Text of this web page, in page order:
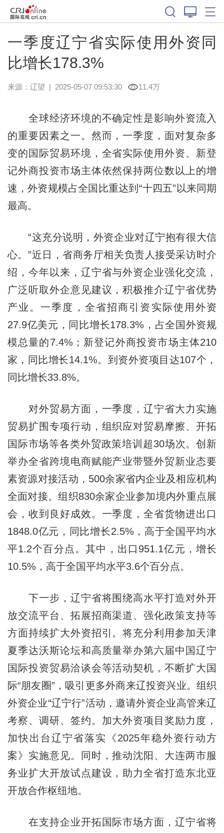
一季度辽宁省实际使用外资同
比增长178.3%
来源： 辽望 | 2025-05-07 09:53:30 11.4万
全球经济环境的不确定性是影响外资流入
的重要因素之一。然而，一季度，面对复杂多
变的国际贸易环境，全省实际使用外资、新登
记外商投资市场主体依然保持两位数以上的增
速，外资规模占全国比重达到“十四五”以来同期
最高。
“这充分说明，外资企业对辽宁抱有很大信
心。”近日，省商务厅相关负责人接受采访时介
绍，今年以来，辽宁省与外资企业强化交流，
广泛听取外企意见建议，积极推介辽宁省优势
产业。一季度，全省招商引资实际使用外资
27.9亿美元，同比增长178.3%，占全国外资规
模总量的7.4%；新登记外商投资市场主体210
家，同比增长14.1%。到资外资项目达107个，
同比增长33.8%。
对外贸易方面，一季度，辽宁省大力实施
贸易扩围专项行动，组织应对贸易摩擦、开拓
国际市场等各类外贸政策培训超30场次。创新
举办全省跨境电商赋能产业带暨外贸新业态要
素资源对接活动，500余家省内企业及相应机构
全面对接。组织830余家企业参加境内外重点展
会，收到良好成效。一季度，全省货物进出口
1848.0亿元，同比增长2.5%，高于全国平均水
平1.2个百分点。其中，出口951.1亿元，增长
10.5%，高于全国平均水平3.6个百分点。
下一步， 辽宁省将围绕高水平打造对外开
放交流平台、拓展招商渠道、强化政策支持等
方面持续扩大外资招引。将充分利用参加天津
夏季达沃斯论坛和高质量举办第六届中国辽宁
国际投资贸易洽谈会等活动契机，不断扩大国
际“朋友圈”，吸引更多外商来辽投资兴业。组织
外资企业“辽宁行”活动，邀请外资企业高管来辽
考察、调研、签约。加大外资项目奖励力度，
加快出台辽宁省落实《2025年稳外资行动方
案》实施意见。同时，推动沈阳、大连两市服
务业扩大开放试点建设，助力全省打造东北亚
开放合作枢纽地。
在支持企业开拓国际市场方面，辽宁省将